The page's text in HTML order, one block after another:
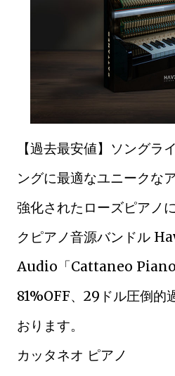
【過去最安値】ソングラ
ングに最適なユニークな
強化されたローズピアノ
クピアノ音源バンドル
Audio「Cattaneo
81%OFF、29ドル圧倒的
おります。
カッタネオ ピアノ